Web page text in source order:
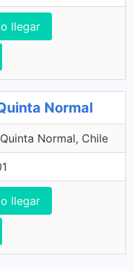
llegar
Normal
Normal, Chile
llegar